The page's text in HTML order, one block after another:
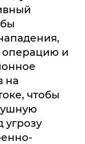
и
на
чтобы
угрозу